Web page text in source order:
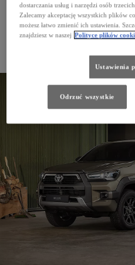
dostarczania usług i narzędzi osób
Zalecamy akceptację wszystkich plików
możesz łatwo zmienić ich ustawienia.
znajdziesz w naszej Polityce plików
Ustawienia
Odrzuć wszystkie